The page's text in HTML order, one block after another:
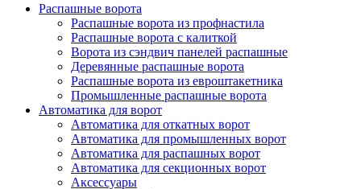
Распашные ворота
Распашные ворота из профнастила
Распашные ворота с калиткой
Ворота из сэндвич панелей распашные
Деревянные распашные ворота
Распашные ворота из евроштакетника
Промышленные распашные ворота
Автоматика для ворот
Автоматика для откатных ворот
Автоматика для промышленных ворот
Автоматика для распашных ворот
Автоматика для секционных ворот
Аксессуары